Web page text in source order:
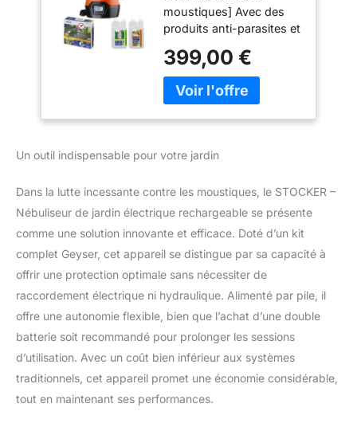
complet Geyser
pour moustiques
avec minuterie et
pompe - 12 L
moustiques] Avec des
produits anti-parasites et
contient un répulsif
naturel et un puissant
répulsif anti-moustiques,
pulvérisation. Ces
synergiquement pour
éliminer les moustiques
et prévenir les nouvelles
considérablement la
qualité de vie à l'intérieur
et à l'extérieur
Pulvérisateur électrique
de jardin avec batterie
intégrée. Équipé d'une
batterie rechargeable, ce
pulvérisateur offre une
autonomie
399,00 €
Un outil indispensable pour votre jardin
Dans la lutte incessante contre les moustiques, le STOCKER –
Nébuliseur de jardin électrique rechargeable se présente
comme une solution innovante et efficace. Doté d’un kit
complet Geyser, cet appareil se distingue par sa capacité à
offrir une protection optimale sans nécessiter de
raccordement électrique ni hydraulique. Alimenté par pile, il
offre une autonomie flexible, bien que l’achat d’une double
batterie soit recommandé pour prolonger les sessions
d’utilisation. Avec un coût bien inférieur aux systèmes
traditionnels, cet appareil promet une économie considérable,
tout en maintenant ses performances.